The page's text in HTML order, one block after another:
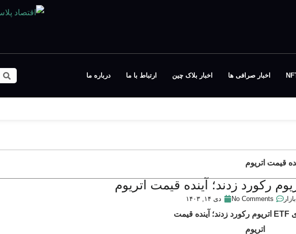
اخبار صرافی ها اخبار بلاک چین ارتباط با ما درباره ما
No Comments دی ۱۴, ۱۴۰۳